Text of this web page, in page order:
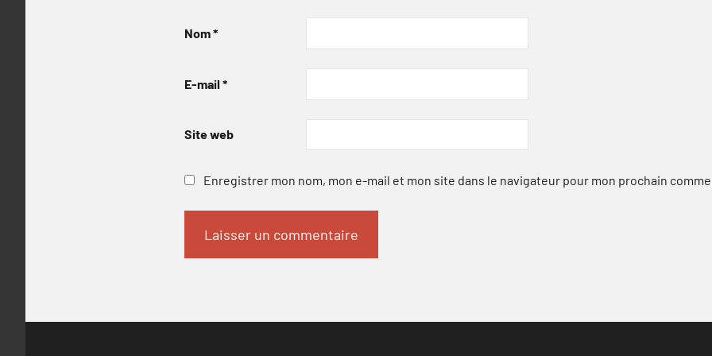
Nom*
E-mail *
Site web
Enregistrer mon nom, mon e-mail et mon site dans le navigateur pour mon prochain